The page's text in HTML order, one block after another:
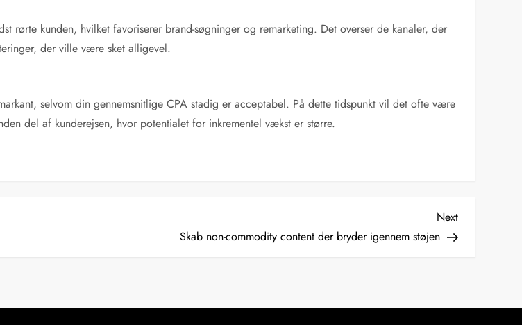
kunden, hvilket favoriserer brand-søgninger og remarketing. Det overser de kanaler, der
der ville være sket alligevel.
selvom din gennemsnitlige CPA stadig er acceptabel. På dette tidspunkt vil det ofte være
del af kunderejsen, hvor potentialet for inkrementel vækst er større.
Next
Post
Next
Skab non-commodity content der bryder igennem støjen